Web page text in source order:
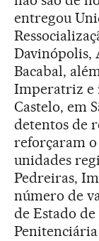
entregou
Davinópolis,
Bacabal,
Imperatriz e
Castelo, em
detentos de
reforçaram o
unidades
Pedreiras,
número de
de Estado
Penitenciária